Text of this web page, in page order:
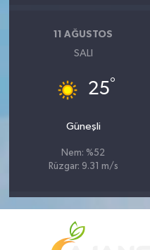
11 AĞUSTOS
SALI
25°
Güneşli
Nem: %52
Rüzgar: 9.31 m/s